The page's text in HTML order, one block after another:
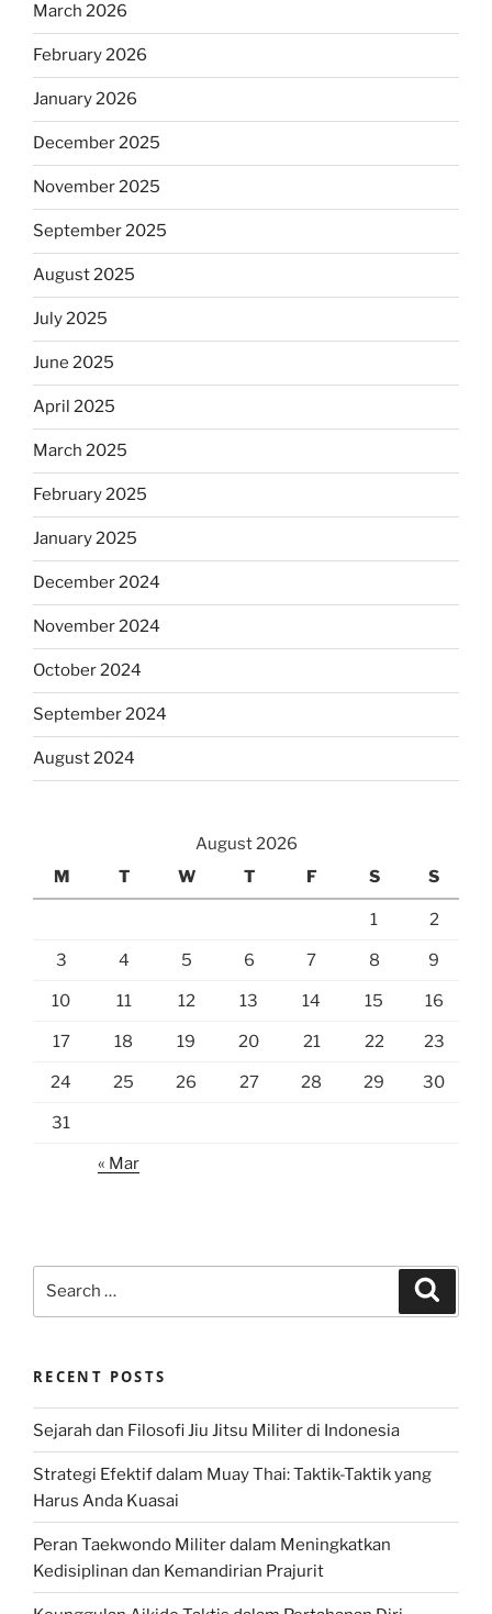
March 2026
February 2026
January 2026
December 2025
November 2025
September 2025
August 2025
July 2025
June 2025
April 2025
March 2025
February 2025
January 2025
December 2024
November 2024
October 2024
September 2024
August 2024
August 2026
M
T W T F S S
1 2
3 4 5 6 7 8 9
10 11 12 13 14 15 16
17 18 19 20 21 22 23
24 25 26 27 28 29 30
31
« Mar
RECENT POSTS
Sejarah dan Filosofi Jiu Jitsu Militer di Indonesia
Strategi Efektif dalam Muay Thai: Taktik-Taktik yang
Harus Anda Kuasai
Peran Taekwondo Militer dalam Meningkatkan
Kedisiplinan dan Kemandirian Prajurit